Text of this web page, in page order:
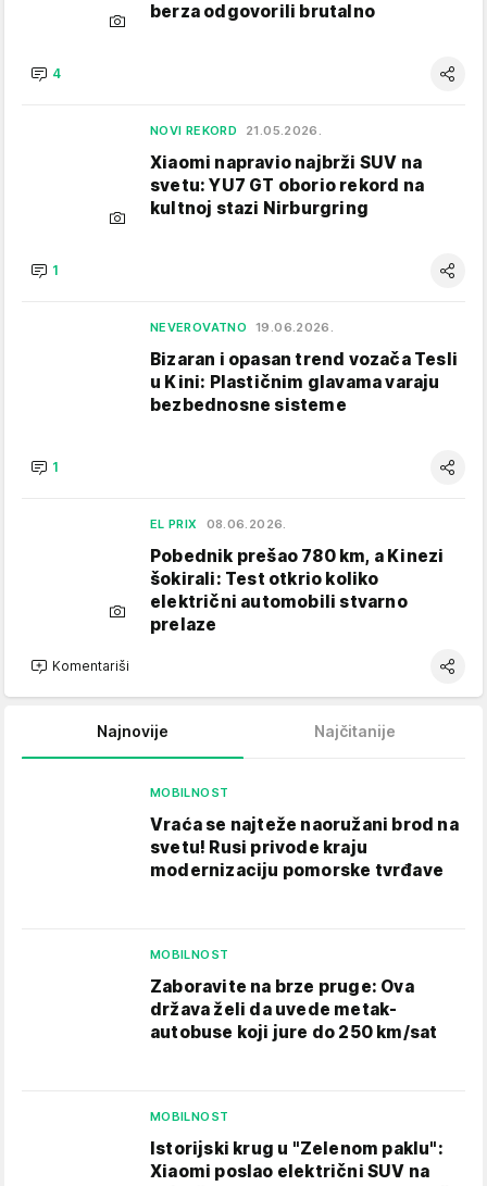
berza odgovorili brutalno
4
NOVI REKORD 21.05.2026.
Xiaomi napravio najbrži SUV na
svetu: YU7 GT oborio rekord na
kultnoj stazi Nirburgring
1
NEVEROVATNO 19.06.2026.
Bizaran i opasan trend vozača Tesli
u Kini: Plastičnim glavama varaju
bezbednosne sisteme
1
EL PRIX 08.06.2026.
Pobednik prešao 780 km, a Kinezi
šokirali: Test otkrio koliko
električni automobili stvarno
prelaze
Komentariši
Najnovije Najčitanije
MOBILNOST
Vraća se najteže naoružani brod na
svetu! Rusi privode kraju
modernizaciju pomorske tvrđave
MOBILNOST
Zaboravite na brze pruge: Ova
država želi da uvede metak-
autobuse koji jure do 250 km/sat
MOBILNOST
Istorijski krug u "Zelenom paklu":
Xiaomi poslao električni SUV na